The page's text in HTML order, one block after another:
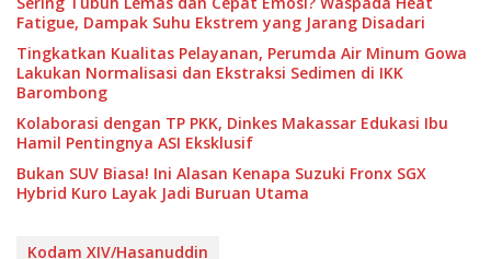
Fatigue, Dampak Suhu Ekstrem yang Jarang Disadari
Tingkatkan Kualitas Pelayanan, Perumda Air Minum Gowa
Lakukan Normalisasi dan Ekstraksi Sedimen di IKK
Barombong
Kolaborasi dengan TP PKK, Dinkes Makassar Edukasi Ibu
Hamil Pentingnya ASI Eksklusif
Bukan SUV Biasa! Ini Alasan Kenapa Suzuki Fronx SGX
Hybrid Kuro Layak Jadi Buruan Utama
Kodam XIV/Hasanuddin